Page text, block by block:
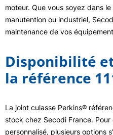
moteur. Que vous soyez dans
manutention ou industriel,
maintenance de vos
Disponibilité
la référence
La joint culasse Perkins®
stock chez Secodi France.
personnalisé, plusieurs options